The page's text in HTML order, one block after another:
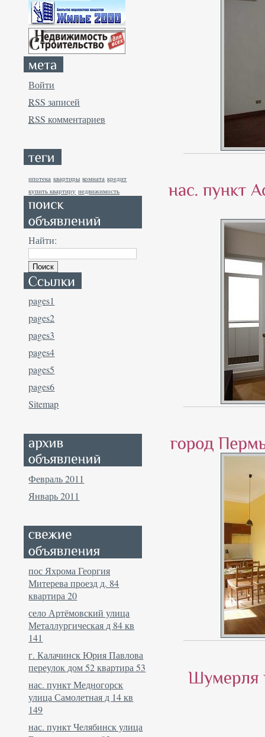
Войти
RSS записей
RSS комментариев
ипотека квартиры комната кредит
купить квартиру недвижимость
Найти:
pages1
pages2
pages3
pages4
pages5
pages6
Sitemap
Февраль 2011
Январь 2011
пос Яхрома Георгия
Митерева проезд д. 84
квартира 20
село Артёмовский улица
Металлургическая д 84 кв
141
г. Калачинск Юрия Павлова
переулок дом 52 квартира 53
нас. пункт Медногорск
улица Самолетная д 14 кв
149
нас. пункт Челябинск улица